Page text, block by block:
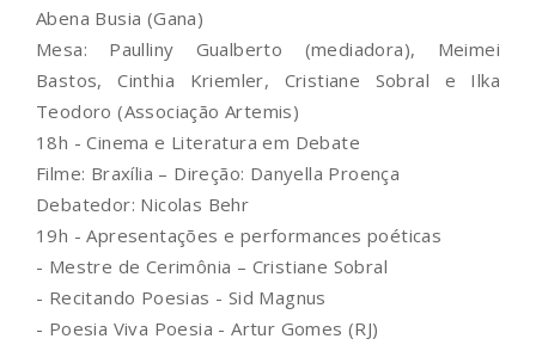
Abena Busia (Gana)
Mesa: Paulliny Gualberto (mediadora), Meimei
Bastos, Cinthia Kriemler, Cristiane Sobral e Ilka
Teodoro (Associação Artemis)
18h - Cinema e Literatura em Debate
Filme: Braxília – Direção: Danyella Proença
Debatedor: Nicolas Behr
19h - Apresentações e performances poéticas
- Mestre de Cerimônia – Cristiane Sobral
- Recitando Poesias - Sid Magnus
- Poesia Viva Poesia - Artur Gomes (RJ)